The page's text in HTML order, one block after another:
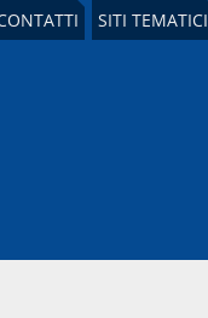
SITI TEMATICI